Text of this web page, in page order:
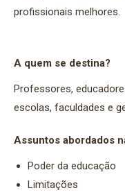
profissionais melhores.
A quem se destina?
Professores,
escolas, faculdades e
Assuntos abordados
Poder da educação
Limitações